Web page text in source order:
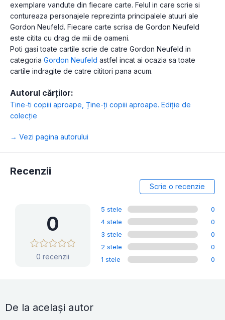
exemplare vandute din fiecare carte. Felul in care scrie si
contureaza personajele reprezinta principalele atuuri ale
Gordon Neufeld. Fiecare carte scrisa de Gordon Neufeld
este citita cu drag de mii de oameni.
Poti gasi toate cartile scrie de catre Gordon Neufeld in
categoria Gordon Neufeld astfel incat ai ocazia sa toate
cartile indragite de catre cititori pana acum.
Autorul cărților:
Tine-ti copiii aproape Ține-ți copiii aproape. Ediție de
colecție
→ Vezi pagina autorului
Recenzii
Scrie o recenzie
0
0 recenzii
5 stele
0
4 stele
0
3 stele
0
2 stele
0
1 stele
0
De la același autor